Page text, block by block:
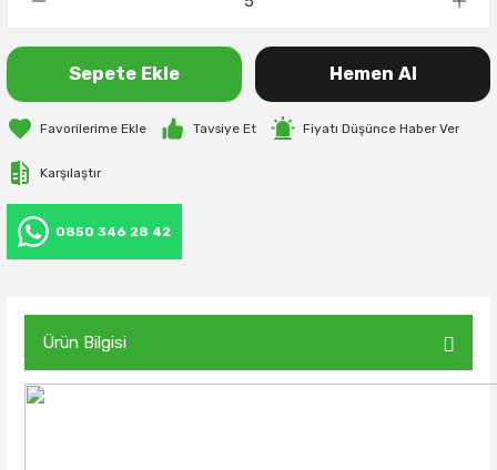
Sepete Ekle Hemen Al
Tavsiye Et Fiyatı Düşünce Haber Ver
Karşılaştır
0850 346 28 42
Ürün Bilgisi